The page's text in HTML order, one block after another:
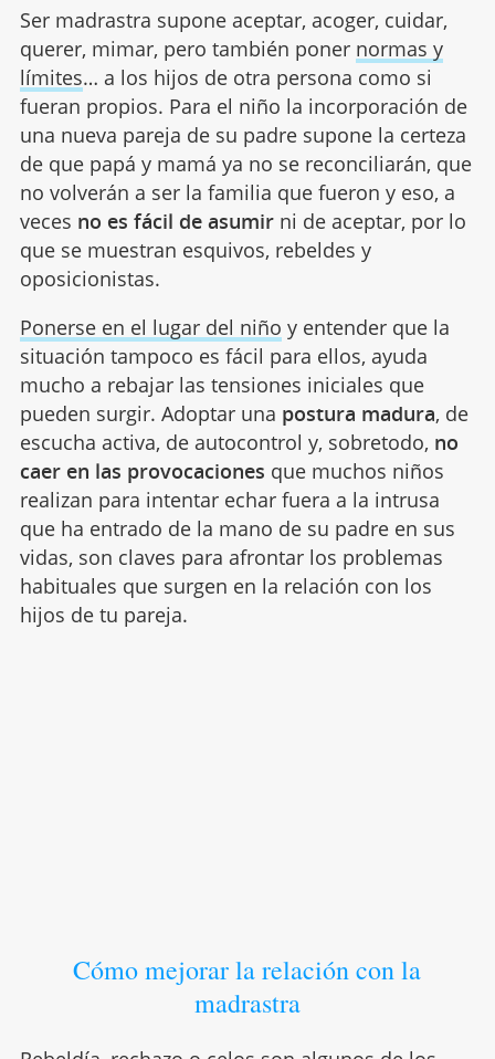
Ser madrastra supone aceptar, acoger, cuidar,
querer, mimar, pero también poner normas y
límites… a los hijos de otra persona como si
fueran propios. Para el niño la incorporación de
una nueva pareja de su padre supone la certeza
de que papá y mamá ya no se reconciliarán, que
no volverán a ser la familia que fueron y eso, a
veces no es fácil de asumirni de aceptar, por lo
que se muestran esquivos, rebeldes y
oposicionistas.
Ponerse en el lugar del niño y entender que la
situación tampoco es fácil para ellos, ayuda
mucho a rebajar las tensiones iniciales que
pueden surgir. Adoptar una postura madura, de
escucha activa, de autocontrol y, sobretodo, no
caer en las provocaciones que muchos niños
realizan para intentar echar fuera a la intrusa
que ha entrado de la mano de su padre en sus
vidas, son claves para afrontar los problemas
habituales que surgen en la relación con los
hijos de tu pareja.
Cómo mejorar la relación con la
madrastra